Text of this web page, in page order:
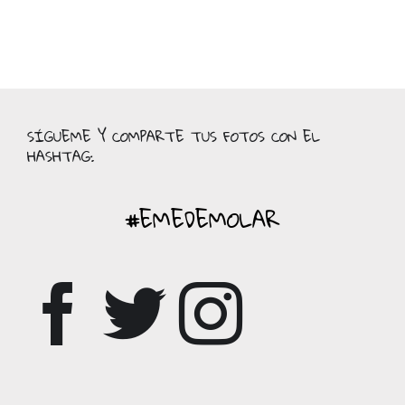
SÍGUEME Y COMPARTE TUS FOTOS CON EL
HASHTAG:
#EMEDEMOLAR